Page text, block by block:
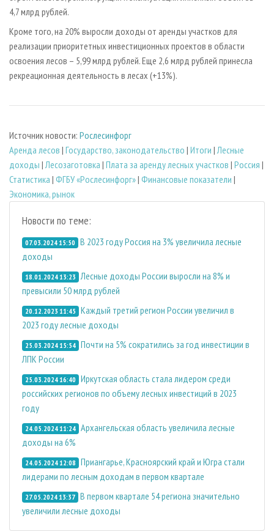
4,7 млрд рублей.
Кроме того, на 20% выросли доходы от аренды участков для
реализации приоритетных инвестиционных проектов в области
освоения лесов – 5,99 млрд рублей. Еще 2,6 млрд рублей принесла
рекреационная деятельность в лесах (+13%).
Источник новости: Рослесинфорг
Аренда лесов | Государство, законодательство | Итоги |Лесные
доходы |Лесозаготовка | Плата за аренду лесных участков | Россия |
Статистика | ФГБУ «Рослесинфорг»| Финансовые показатели |
Экономика, рынок
Новости по теме:
07.03.2024 15:50 В 2023 году Россия на 3% увеличила лесные
доходы
18.01.2024 13:23 Лесные доходы России выросли на 8% и
превысили 50 млрд рублей
20.12.2023 11:45 Каждый третий регион России увеличил в
2023 году лесные доходы
25.03.2024 15:54 Почти на 5% сократились за год инвестиции в
ЛПК России
25.03.2024 16:40 Иркутская область стала лидером среди
российских регионов по объему лесных инвестиций в 2023
году
24.05.2024 11:24 Архангельская область увеличила лесные
доходы на 6%
24.05.2024 12:08 Приангарье, Красноярский край и Югра стали
лидерами по лесным доходам в первом квартале
27.05.2024 13:37 В первом квартале 54 региона значительно
увеличили лесные доходы